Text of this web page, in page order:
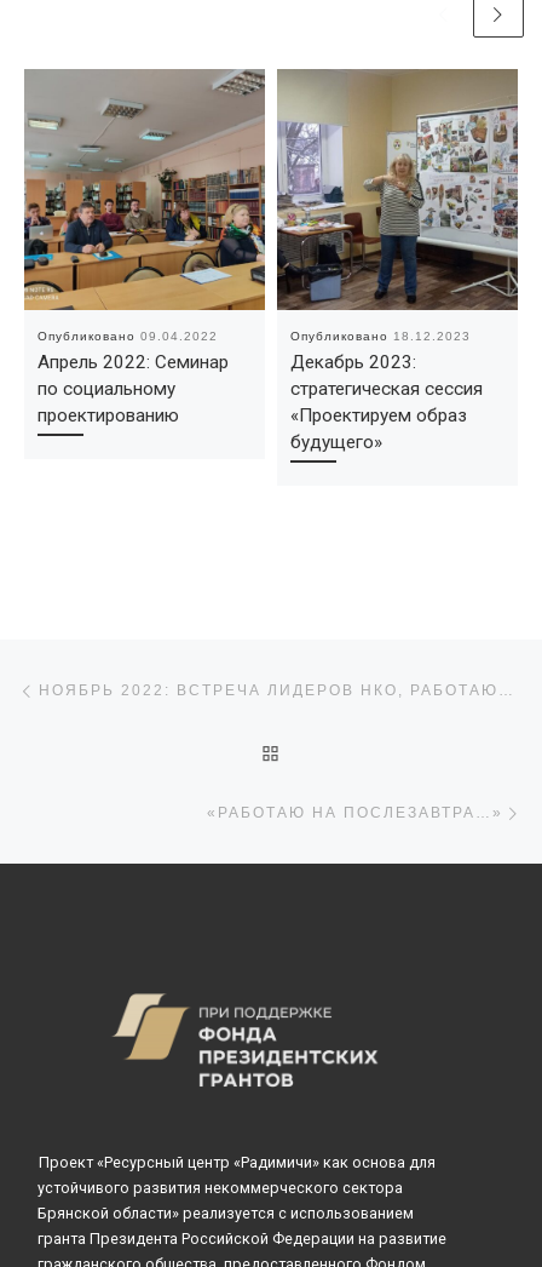
Опубликовано 09.04.2022
Апрель 2022: Семинар
по социальному
проектированию
Опубликовано 18.12.2023
Декабрь 2023:
стратегическая сессия
«Проектируем образ
будущего»
Навигация по записям НОЯБРЬ 2022: ВСТРЕЧА ЛИДЕРОВ НКО, РАБОТАЮЩИХ В ЮГО-ЗАПАДНЫХ РАЙОНАХ БРЯНСКОЙ ОБЛАСТИ.
«РАБОТАЮ НА ПОСЛЕЗАВТРА…»
Проект «Ресурсный центр «Радимичи» как основа для
устойчивого развития некоммерческого сектора
Брянской области» реализуется с использованием
гранта Президента Российской Федерации на развитие